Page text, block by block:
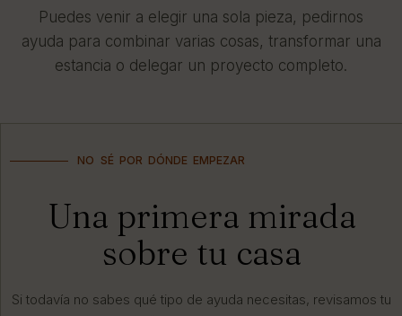
Puedes venir a elegir una sola pieza, pedirnos
ayuda para combinar varias cosas, transformar una
estancia o delegar un proyecto completo.
NO SÉ POR DÓNDE EMPEZAR
Una primera mirada
sobre tu casa
Si todavía no sabes qué tipo de ayuda necesitas, revisamos tu